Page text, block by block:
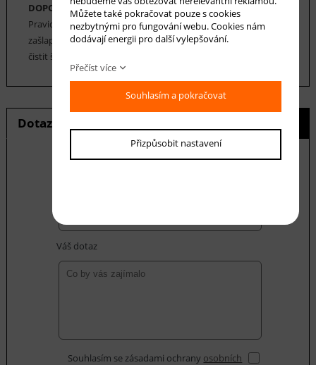
DOPORUČENÁ ÚDRŽBA:
Pravidelné vysávání nečistot z koberce, aby se zabránilo jejich
zašlapání do koberce. Cca jednou za 12-18 měsíců je možné
čistit šamponováním, nebo parní čištění koberce.
Dotaz na produkt
Váš dotaz
Souhlasím se zásadami ochrany osobních
Můžete také pokračovat pouze s cookies
nezbytnými pro fungování webu. Cookies nám
dodávají energii pro další vylepšování.
Přečíst více
Souhlasím a pokračovat
Přizpůsobit nastavení